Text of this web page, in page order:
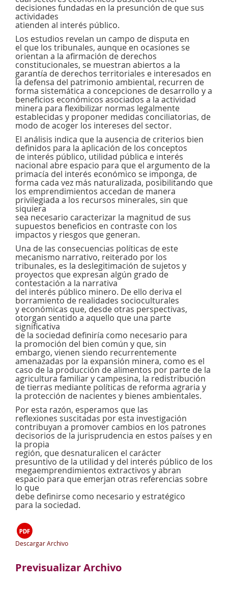
decisiones fundadas en la presunción de que sus
actividades
atienden al interés público.
Los estudios revelan un campo de disputa en
el que los tribunales, aunque en ocasiones se
orientan a la afirmación de derechos
constitucionales, se muestran abiertos a la
garantía de derechos territoriales e interesados en
la defensa del patrimonio ambiental, recurren de
forma sistemática a concepciones de desarrollo y a
beneficios económicos asociados a la actividad
minera para flexibilizar normas legalmente
establecidas y proponer medidas conciliatorias, de
modo de acoger los intereses del sector.
El análisis indica que la ausencia de criterios bien
definidos para la aplicación de los conceptos
de interés público, utilidad pública e interés
nacional abre espacio para que el argumento de la
primacía del interés económico se imponga, de
forma cada vez más naturalizada, posibilitando que
los emprendimientos accedan de manera
privilegiada a los recursos minerales, sin que
siquiera
sea necesario caracterizar la magnitud de sus
supuestos beneficios en contraste con los
impactos y riesgos que generan.
Una de las consecuencias políticas de este
mecanismo narrativo, reiterado por los
tribunales, es la deslegitimación de sujetos y
proyectos que expresan algún grado de
contestación a la narrativa
del interés público minero. De ello deriva el
borramiento de realidades socioculturales
y económicas que, desde otras perspectivas,
otorgan sentido a aquello que una parte
significativa
de la sociedad definiría como necesario para
la promoción del bien común y que, sin
embargo, vienen siendo recurrentemente
amenazadas por la expansión minera, como es el
caso de la producción de alimentos por parte de la
agricultura familiar y campesina, la redistribución
de tierras mediante políticas de reforma agraria y
la protección de nacientes y bienes ambientales.
Por esta razón, esperamos que las
reflexiones suscitadas por esta investigación
contribuyan a promover cambios en los patrones
decisorios de la jurisprudencia en estos países y en
la propia
región, que desnaturalicen el carácter
presuntivo de la utilidad y del interés público de los
megaemprendimientos extractivos y abran
espacio para que emerjan otras referencias sobre
lo que
debe definirse como necesario y estratégico
para la sociedad.
Descargar Archivo
Previsualizar Archivo